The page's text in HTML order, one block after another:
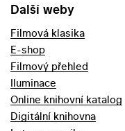
Další weby
Filmová klasika
E-shop
Filmový přehled
Iluminace
Online knihovní katalog
Digitální knihovna